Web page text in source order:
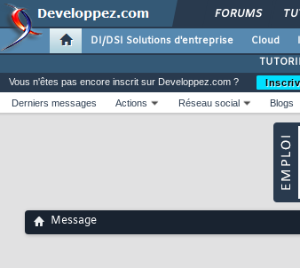
FORUMS
DI/DSI Solutions d'entreprise Cloud
Vous n'êtes pas encore inscrit sur Developpez.com ?
Derniers messages
Actions Réseau social Blogs
Message